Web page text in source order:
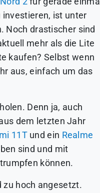
investieren, ist unter
Noch drastischer sind
mehr als die Lite
kaufen? Selbst wenn
aus, einfach um das
Denn ja, auch
dem letzten Jahr
11Tund ein Realme
sind und mit
können.
zu hoch angesetzt.